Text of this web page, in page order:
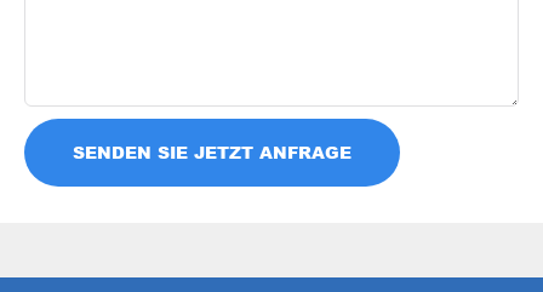
SENDEN SIE JETZT ANFRAGE